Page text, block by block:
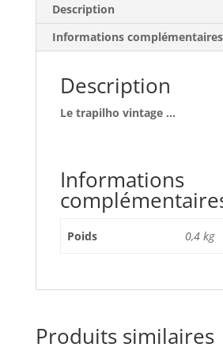
Description
Informations complémentaires
Description
Le trapilho vintage …
Informations
Poids 0,4 kg
Produits similaires